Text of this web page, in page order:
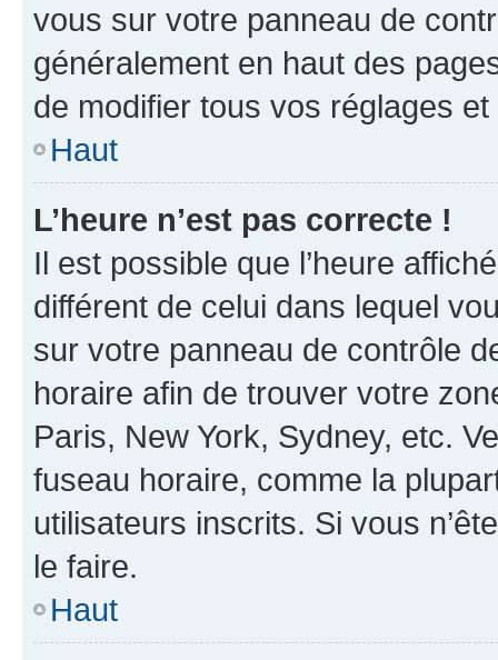
vous sur votre panneau de
généralement en haut des
de modifier tous vos réglages
Haut
L’heure n’est pas correcte !
Il est possible que l’heure
différent de celui dans lequel
sur votre panneau de contrôle
horaire afin de trouver votre
Paris, New York, Sydney, etc.
fuseau horaire, comme la
utilisateurs inscrits. Si vous
le faire.
Haut